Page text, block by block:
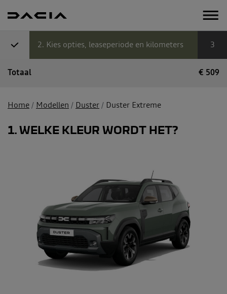
2 Kies opties, leaseperiode en kilometers 3
Totaal € 509
Home Modellen Duster Duster Extreme
1 WELKE KLEUR WORDT HET?